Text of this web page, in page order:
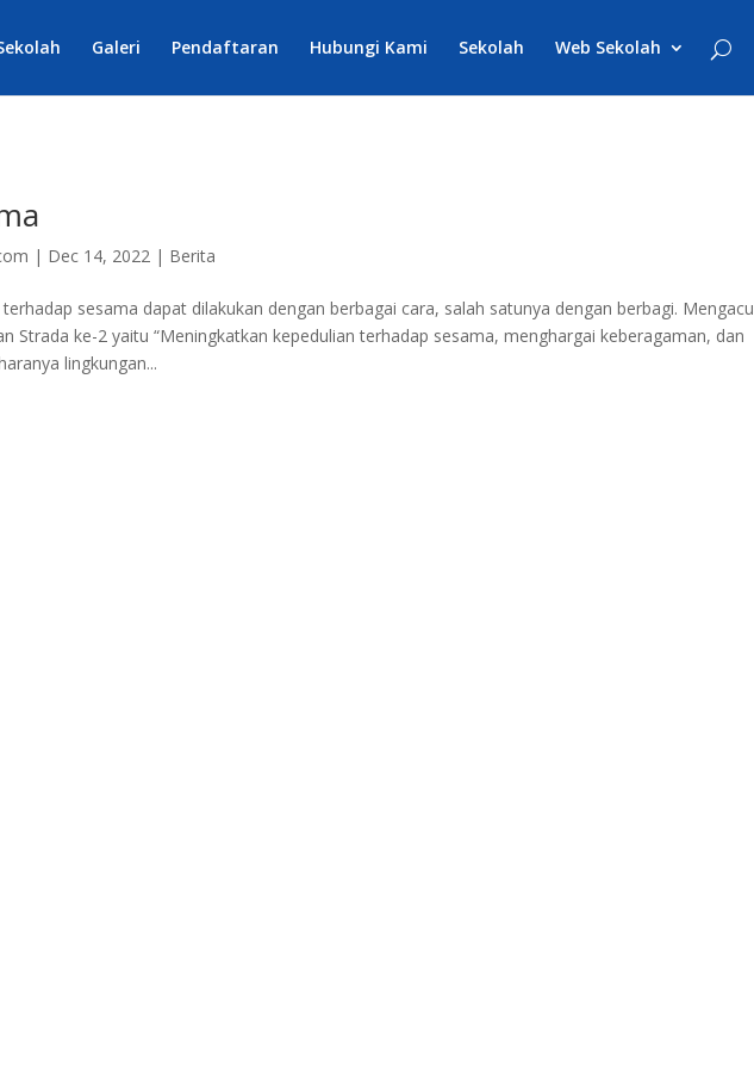
Galeri Pendaftaran Hubungi Kami Sekolah Web Sekolah
| Dec 14, 2022 | Berita
sesama dapat dilakukan dengan berbagai cara, salah satunya dengan berbagi. Mengacu
Strada ke-2 yaitu “Meningkatkan kepedulian terhadap sesama, menghargai keberagaman, dan
lingkungan...